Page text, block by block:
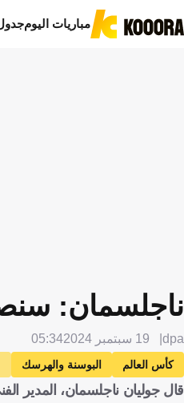
مباريات اليوم
ناجلسمان:
dpa 19 سبتمبر 2024 05:34
كأس العالم البوسنة والهرسك
قال جوليان ناجلسمان، المدير